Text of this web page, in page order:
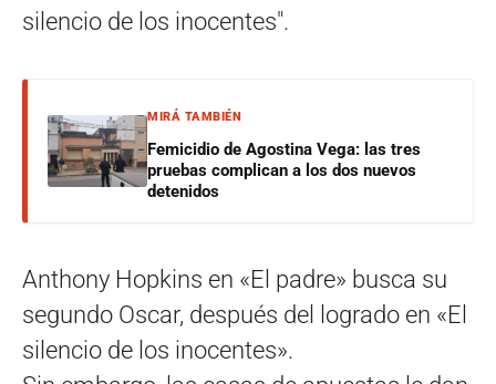
MIRÁ TAMBIÉN
Femicidio de Agostina Vega: las tres
pruebas complican a los dos nuevos
detenidos
Anthony Hopkins en «El padre» busca su
segundo Oscar, después del logrado en «El
silencio de los inocentes».